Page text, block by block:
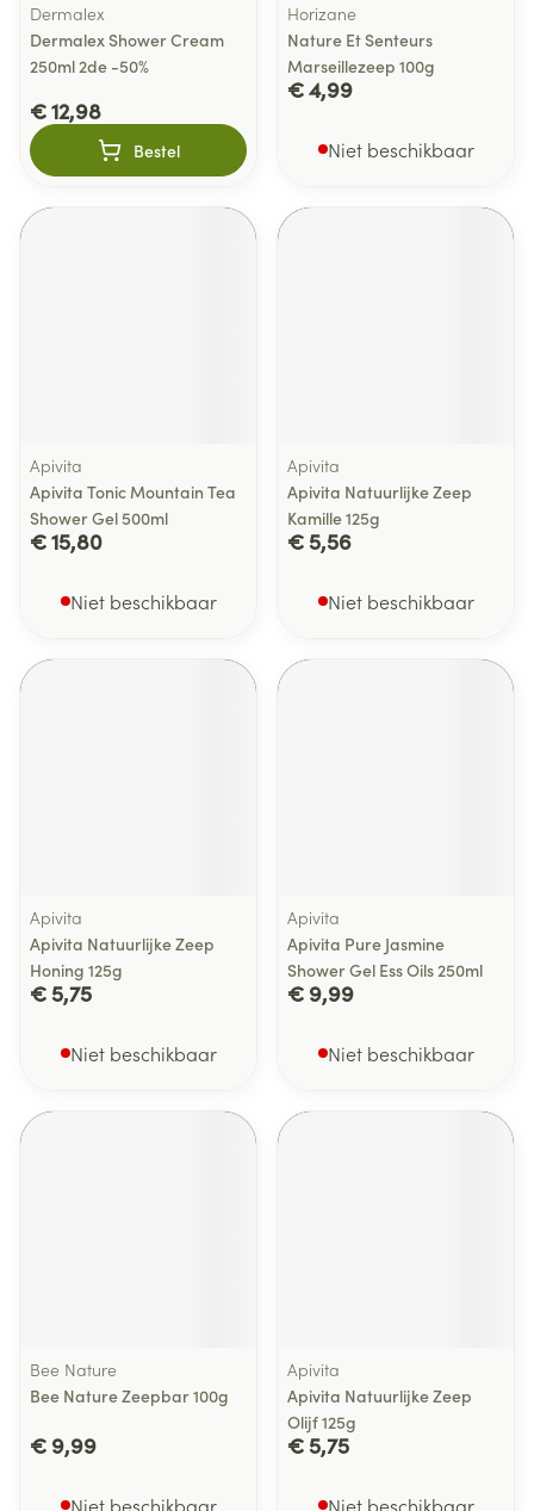
Dermalex
Dermalex Shower Cream
250ml 2de -50%
€ 12,98
Bestel
Horizane
Nature Et Senteurs
Marseillezeep 100g
€ 4,99
Niet beschikbaar
Apivita
Apivita Tonic Mountain Tea
Shower Gel 500ml
€ 15,80
Niet beschikbaar
Apivita
Apivita Natuurlijke Zeep
Kamille 125g
€ 5,56
Niet beschikbaar
Apivita
Apivita Natuurlijke Zeep
Honing 125g
€ 5,75
Niet beschikbaar
Apivita
Apivita Pure Jasmine
Shower Gel Ess Oils 250ml
€ 9,99
Niet beschikbaar
Bee Nature
Bee Nature Zeepbar 100g
€ 9,99
Niet beschikbaar
Apivita
Apivita Natuurlijke Zeep
Olijf 125g
€ 5,75
Niet beschikbaar